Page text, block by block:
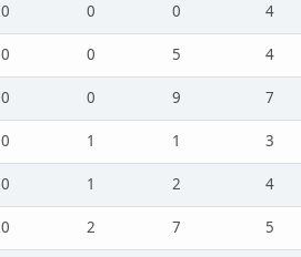
0 0 0
4
0 0 5
4
0 0 9
7
0 1 1
3
0 1 2
4
0 2 7
5